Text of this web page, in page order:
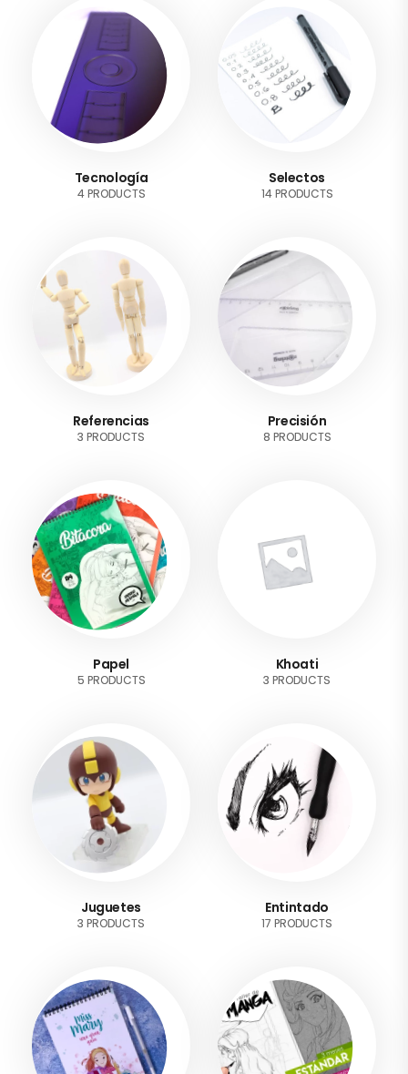
Tecnología
4 PRODUCTS
Selectos
14 PRODUCTS
Referencias
3 PRODUCTS
Precisión
8 PRODUCTS
Papel
5 PRODUCTS
Khoati
3 PRODUCTS
Juguetes
3 PRODUCTS
Entintado
17 PRODUCTS